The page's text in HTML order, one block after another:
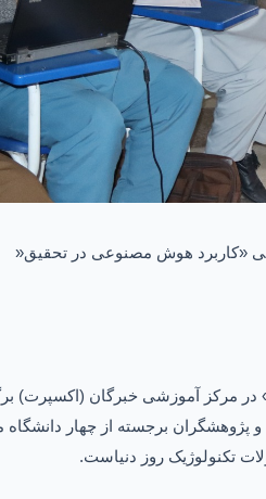
«کاربرد هوش مصنوعی در تحقیق»
مرکز آموزشی خبرگان (اکسپرت)
برجسته از چهار دانشگاه
تکنولوژیک روز دنیاست.